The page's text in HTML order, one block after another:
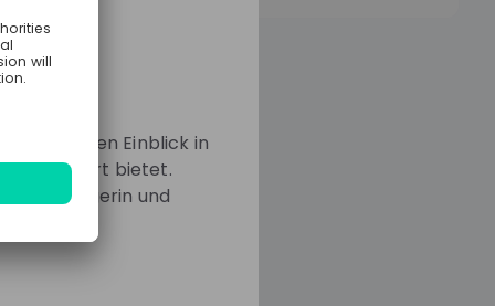
und einen Einblick in
bietet.
Managerin und